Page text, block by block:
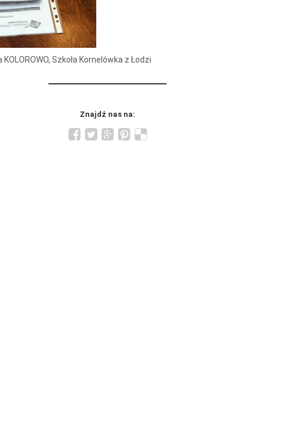
Szkoła Kornelówka z Łodzi
Znajdź nas na: